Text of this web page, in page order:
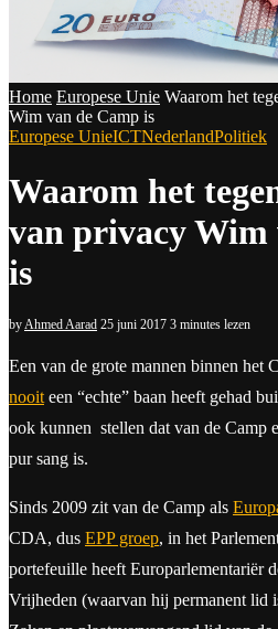
Home Europese Unie Waarom het
Wim van de Camp is
Europese UnieICTNederlandPolitiek
Waarom het
van privacy Wim
is
byAhmed Aarad 25 juni 2017 3 minutes lezen
Een van de grote mannen binnen het
nooit een “echte” baan heeft gehad
ook kunnen stellen dat van de Camp
pur sang is.
Sinds 2009 zit van de Camp als
CDA, dus EPP groep, in het
portefeuille heeft Europarlementariër
Vrijheden (waarvan hij permanent lid